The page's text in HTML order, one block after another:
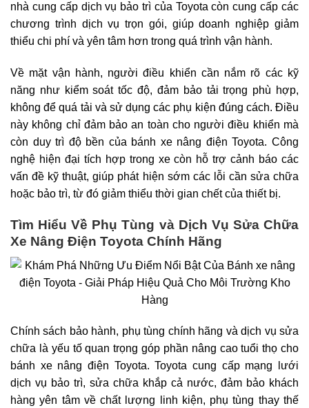
nhà cung cấp dịch vụ bảo trì của Toyota còn cung cấp các
chương trình dịch vụ trọn gói, giúp doanh nghiệp giảm
thiểu chi phí và yên tâm hơn trong quá trình vận hành.
Về mặt vận hành, người điều khiển cần nắm rõ các kỹ
năng như kiểm soát tốc độ, đảm bảo tải trọng phù hợp,
không để quá tải và sử dụng các phụ kiện đúng cách. Điều
này không chỉ đảm bảo an toàn cho người điều khiển mà
còn duy trì độ bền của bánh xe nâng điện Toyota. Công
nghệ hiện đại tích hợp trong xe còn hỗ trợ cảnh báo các
vấn đề kỹ thuật, giúp phát hiện sớm các lỗi cần sửa chữa
hoặc bảo trì, từ đó giảm thiểu thời gian chết của thiết bị.
Tìm Hiểu Về Phụ Tùng và Dịch Vụ Sửa Chữa
Xe Nâng Điện Toyota Chính Hãng
Chính sách bảo hành, phụ tùng chính hãng và dịch vụ sửa
chữa là yếu tố quan trọng góp phần nâng cao tuổi thọ cho
bánh xe nâng điện Toyota. Toyota cung cấp mạng lưới
dịch vụ bảo trì, sửa chữa khắp cả nước, đảm bảo khách
hàng yên tâm về chất lượng linh kiện, phụ tùng thay thế